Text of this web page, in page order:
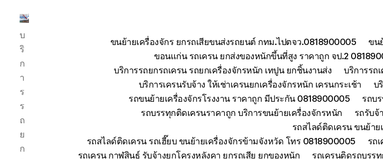
รถ
ยก
รถ
รถ
เฮี๊ยบ
รถ
ขนส่ง
เครื่องจักร
โทร
บ
ริ
ก
า
ร
ร
ถ
ย
ก
ขนย้ายเครื่องจักร ยกรถเสียขนส่งรถยนต์ กทม.ไปตจว.0818900005
ขน
ขอนแก่น รถเครน ยกส่งของหนักขึ้นที่สูง ราคาถูก จป.2
บริการรถยกรถเครน รถยกเครื่องจักรหนัก เทปูน ยกชิ้นงานส่ง
บริการรถ
บริการเครนรับจ้าง ให้เช่าเครนยกเครื่องจักรหนัก เครนกระเช้า
บ
รถขนย้ายเครื่องจักรโรงงาน ราคาถูก มีประกัน 0818900005
รถบ
รถบรรทุกติดเครนราคาถูก บริการขนย้ายเครื่องจักรหนัก
รถรับจ้
รถสไลด์ติดเครน ขนย้า
รถสไลด์ติดเครน รถเฮี๊ยบ ขนย้ายเครื่องจักรข้ามจังหวัด โทร 0818900005
รถ
รถเครน กาฬสินธุ์ รับจ้างยกโครงหลังคา ยกรถเสีย ยกของหนัก
รถเครนติดรถบรร